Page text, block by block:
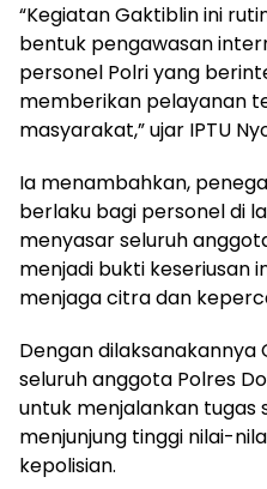
“Kegiatan Gaktiblin ini
bentuk pengawasan
personel Polri yang
memberikan pelayanan
masyarakat,” ujar IPTU
Ia menambahkan,
berlaku bagi personel di
menyasar seluruh
menjadi bukti keseriusan
menjaga citra dan
Dengan dilaksanakannya
seluruh anggota Polres
untuk menjalankan
menjunjung tinggi nilai-
kepolisian.